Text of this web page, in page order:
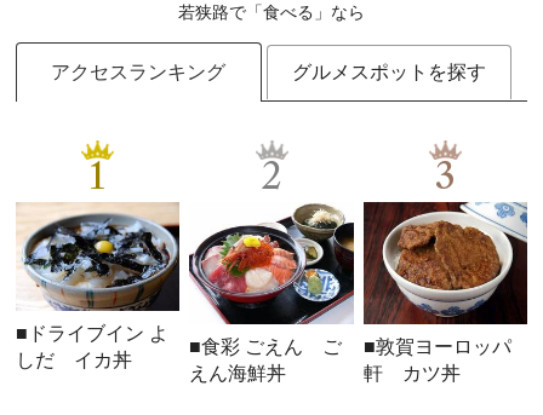
若狭路で「食べる」なら
アクセスランキング グルメスポットを探す
1
■ドライブイン よ
しだ イカ丼
2
■食彩 ごえん ご
えん海鮮丼
3
■敦賀ヨーロッパ
軒 カツ丼